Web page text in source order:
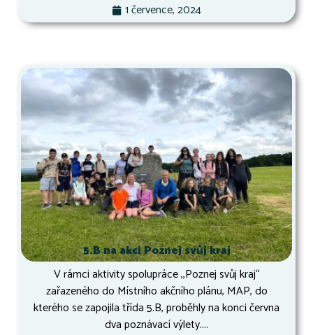
1 července, 2024
5.B na akci Poznej svůj kraj
V rámci aktivity spolupráce ,,Poznej svůj kraj“
zařazeného do Místního akčního plánu, MAP, do
kterého se zapojila třída 5.B, proběhly na konci června
dva poznávací výlety....